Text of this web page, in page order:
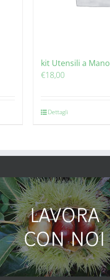
kit Utensili a Mano
€18,00
Dettagli